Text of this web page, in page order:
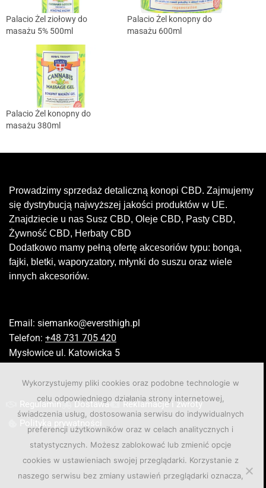
Palacio Żel ziołowy do
masażu 5% 500ml
Palacio Żel konopny do
masażu 600ml
Palacio Żel konopny do
masażu 380ml
Prowadzimy sprzedaż detaliczną konopi CBD. Zajmujemy
się dystrybucją najwyższej jakości produktów w UE.
Znajdziecie u nas Susz CBD, Oleje CBD, Pasty CBD,
Żywność CBD, Herbaty CBD
Dodatkowo mamy pełną ofertę akcesoriów typu: bonga,
fajki, bletki, waporyzatory, młynki do suszu oraz wiele
innych akcesoriów.
Email: siemanko@eversthigh.pl
Telefon: +48 731 705 420
Mysłowice ul. Katowicka 5
Regulamin Dostawa
Reklamacje i zwroty
Polityka prywatności
Wykorzystujemy pliki cookies oraz podobne technologie w
celu odpowiedniego działania strony internetowej,
świadczenia usług, dostosowania serwisu do indywidualnych
preferencji użytkowników oraz w celach analitycznych i
statystycznych. Możesz zablokować lub zmienić opcje
cookies w ustawieniach swojej przeglądarki. Korzystanie z
naszego serwisu bez zmiany ustawień przeglądarki oznacza,